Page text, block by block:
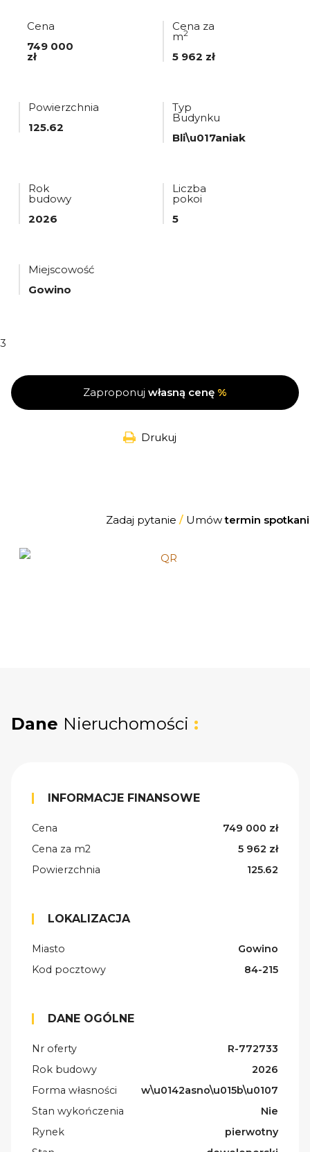
Cena
749 000
zł
Cena za
m2
5 962 zł
Powierzchnia
125.62
Typ
Budynku
Bli\u017aniak
Rok
budowy
2026
Liczba
pokoi
5
Miejscowość
Gowino
3
Zaproponuj własną cenę %
Drukuj
Zadaj pytanie /Umówtermin
Dane Nieruchomości :
INFORMACJE FINANSOWE
Cena
749 000 zł
Cena za m2
5 962 zł
Powierzchnia
125.62
LOKALIZACJA
Miasto
Gowino
Kod pocztowy
84-215
DANE OGÓLNE
Nr oferty
R-772733
Rok budowy
2026
Forma własności
w\u0142asno\u015b\u0107
Stan wykończenia
Nie
Rynek
pierwotny